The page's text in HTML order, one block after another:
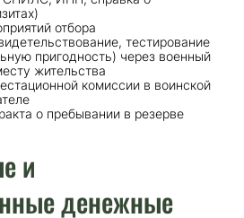
отбора
тестирование
пригодность) через военный
жительства
комиссии в воинской
о пребывании в резерве
и
денежные